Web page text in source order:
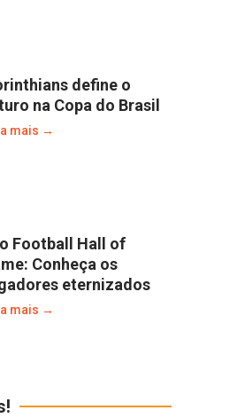
define o
na Copa do Brasil
mais →
Football Hall of
Conheça os
eternizados
mais →